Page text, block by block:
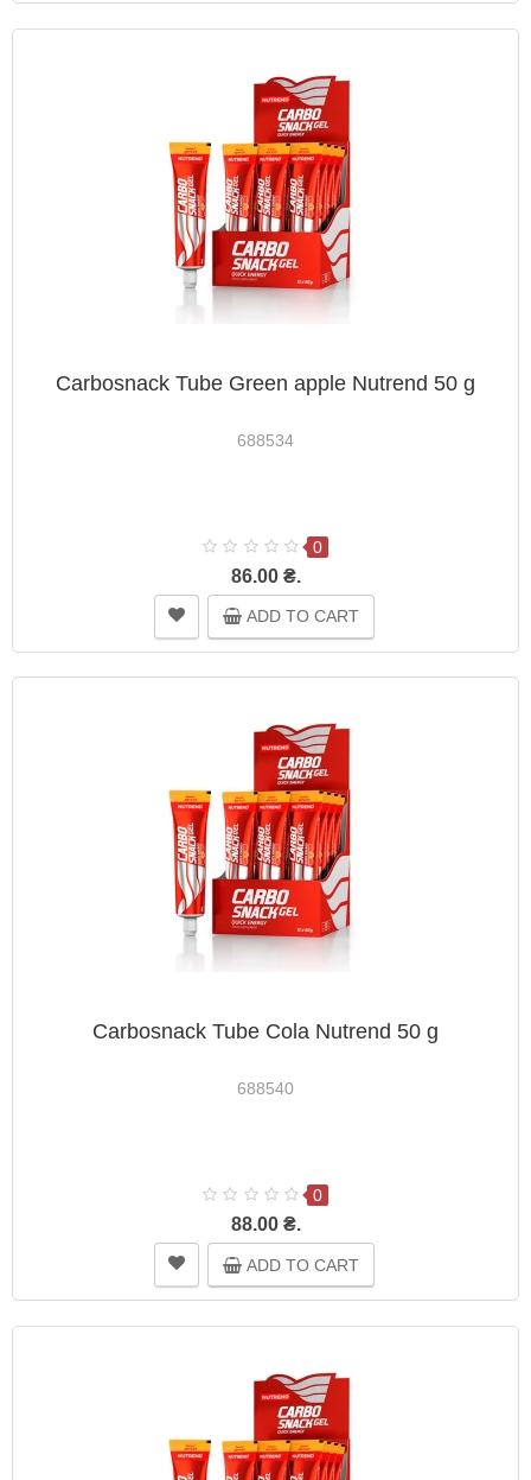
Carbosnack Tube Green apple Nutrend 50 g
688534
0
86.00 ₴.
ADD TO CART
Carbosnack Tube Cola Nutrend 50 g
688540
0
88.00 ₴.
ADD TO CART